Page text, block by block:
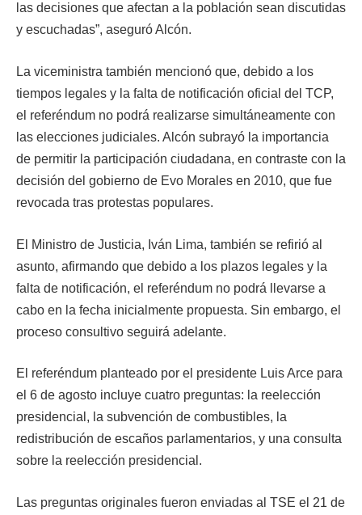
las decisiones que afectan a la población sean discutidas
y escuchadas”, aseguró Alcón.
La viceministra también mencionó que, debido a los
tiempos legales y la falta de notificación oficial del TCP,
el referéndum no podrá realizarse simultáneamente con
las elecciones judiciales. Alcón subrayó la importancia
de permitir la participación ciudadana, en contraste con la
decisión del gobierno de Evo Morales en 2010, que fue
revocada tras protestas populares.
El Ministro de Justicia, Iván Lima, también se refirió al
asunto, afirmando que debido a los plazos legales y la
falta de notificación, el referéndum no podrá llevarse a
cabo en la fecha inicialmente propuesta. Sin embargo, el
proceso consultivo seguirá adelante.
El referéndum planteado por el presidente Luis Arce para
el 6 de agosto incluye cuatro preguntas: la reelección
presidencial, la subvención de combustibles, la
redistribución de escaños parlamentarios, y una consulta
sobre la reelección presidencial.
Las preguntas originales fueron enviadas al TSE el 21 de